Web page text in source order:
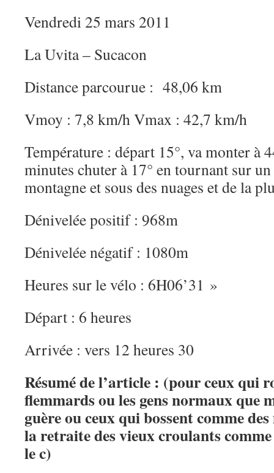
Vendredi 25 mars 2011
La Uvita – Sucacon
Distance parcourue : 48,06 km
Vmoy : 7,8 km/h Vmax : 42,7 km/h
Température : départ 15°, va monter à
minutes chuter à 17° en tournant sur
montagne et sous des nuages et de la
Dénivelée positif : 968m
Dénivelée négatif : 1080m
Heures sur le vélo : 6H06’31 »
Départ : 6 heures
Arrivée : vers 12 heures 30
Résumé de l’article : (pour ceux qui
flemmards ou les gens normaux que
guère ou ceux qui bossent comme
la retraite des vieux croulants
le c)